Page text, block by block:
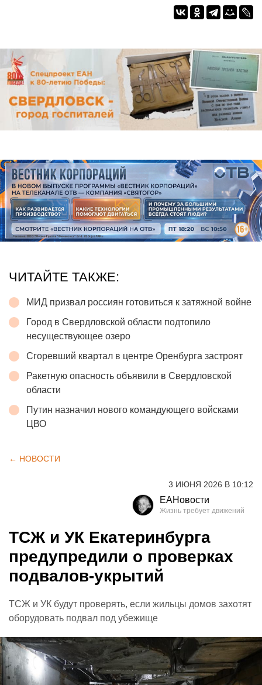
ЧИТАЙТЕ ТАКЖЕ:
МИД призвал россиян готовиться к затяжной войне
Город в Свердловской области подтопило
несуществующее озеро
Сгоревший квартал в центре Оренбурга застроят
Ракетную опасность объявили в Свердловской
области
Путин назначил нового командующего войсками
ЦВО
← НОВОСТИ
3 ИЮНЯ 2026 В 10:12
ЕАНовости
ТСЖ и УК Екатеринбурга
предупредили о проверках
подвалов-укрытий
ТСЖ и УК будут проверять, если жильцы домов захотят
оборудовать подвал под убежище